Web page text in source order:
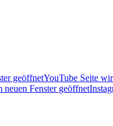
geöffnetYouTube Seite
neuen Fenster geöffnet